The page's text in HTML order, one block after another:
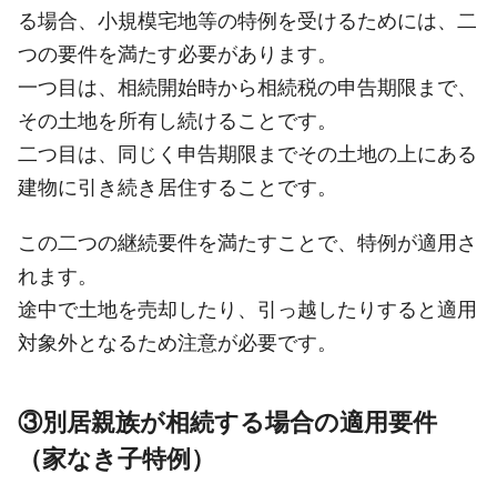
る場合、小規模宅地等の特例を受けるためには、二
つの要件を満たす必要があります。
一つ目は、相続開始時から相続税の申告期限まで、
その土地を所有し続けることです。
二つ目は、同じく申告期限までその土地の上にある
建物に引き続き居住することです。
この二つの継続要件を満たすことで、特例が適用さ
れます。
途中で土地を売却したり、引っ越したりすると適用
対象外となるため注意が必要です。
③別居親族が相続する場合の適用要件
（家なき子特例）